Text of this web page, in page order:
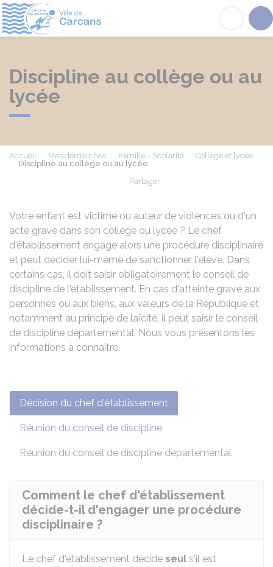
Discipline au collège ou au
lycée
Accueil Mes démarches Famille - Scolarité
Collège et lycée
Discipline au collège ou au lycée
Partager
Votre enfant est victime ou auteur de violences ou d'un
acte grave dans son collège ou lycée ? Le chef
d'établissement engage alors une procédure disciplinaire
et peut décider lui-même de sanctionner l'élève. Dans
certains cas, il doit saisir obligatoirement le conseil de
discipline de l'établissement. En cas d'atteinte grave aux
personnes ou aux biens, aux valeurs de la République et
notamment au principe de laïcité, il peut saisir le conseil
de discipline départemental. Nous vous présentons les
informations à connaître.
Décision du chef d'établissement
Réunion du conseil de discipline
Réunion du conseil de discipline départemental
Comment le chef d'établissement
décide-t-il d'engager une procédure
disciplinaire ?
Le chef d'établissement décide seul s'il est